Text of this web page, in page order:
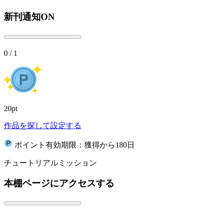
新刊通知ON
0 / 1
20pt
作品を探して設定する
ポイント有効期限：獲得から180日
チュートリアルミッション
本棚ページにアクセスする